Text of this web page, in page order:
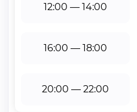
12:00 — 14:00
16:00 — 18:00
20:00 — 22:00